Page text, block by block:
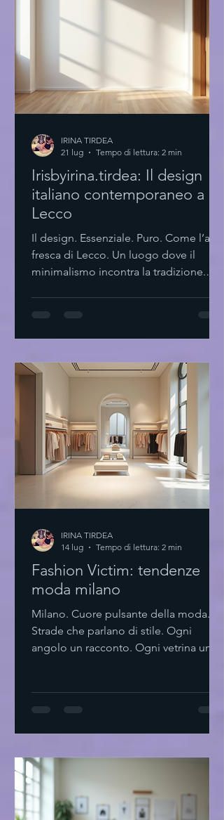
indossi più spesso? Perché? Non serve
comprare tutto nu
Irisbyirina.tirdea: Il design
italiano contemporaneo a
Lecco
Il design. Essenziale. Puro. Come l’aria
fresca di Lecco. Un luogo dove il
minimalismo incontra la tradizione.
Non solo lago e montagne. Ma un
Il design italiano contemporaneo qui
si fa sentire. Non urla. Sussurra. Linee
pulite. Materiali naturali. Funzionalità
senza fronzoli. Un equilibrio tra
passato e futu
IRINA TIRDEA
21 lug
Tempo di lettura: 2 min
Fashion Victim: tendenze
moda milano
Milano. Cuore pulsante della moda.
Strade che parlano di stile. Ogni
angolo un racconto. Ogni vetrina un
innovazione Minimalismo. Linee pulite.
La città si muove tra tradizione e
futuro. Materiali sostenibili. Tagli
geometrici. Accessori che parlano da
soli. Milano insegna a scegl
IRINA TIRDEA
14 lug
Tempo di lettura: 2 min